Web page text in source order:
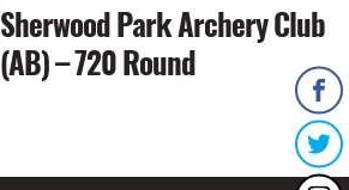
Sherwood Park Archery Club
(AB) – 720 Round